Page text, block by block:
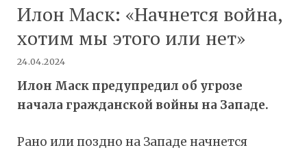
Илон Маск: «Начнется война,
хотим мы этого или нет»
24.04.2024
Илон Маск предупредил об угрозе
начала гражданской войны на Западе.
Рано или поздно на Западе начнется